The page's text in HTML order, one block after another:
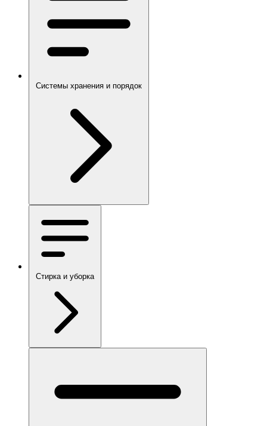
Системы хранения и порядок
Стирка и уборка